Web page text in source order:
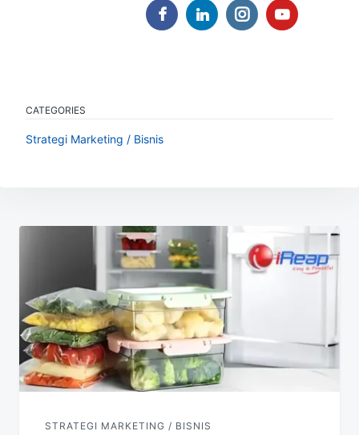
CATEGORIES
Strategi Marketing / Bisnis
STRATEGI MARKETING / BISNIS